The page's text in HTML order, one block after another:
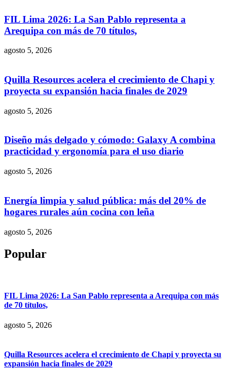
FIL Lima 2026: La San Pablo representa a
Arequipa con más de 70 títulos,
agosto 5, 2026
Quilla Resources acelera el crecimiento de Chapi y
proyecta su expansión hacia finales de 2029
agosto 5, 2026
Diseño más delgado y cómodo: Galaxy A combina
practicidad y ergonomía para el uso diario
agosto 5, 2026
Energía limpia y salud pública: más del 20% de
hogares rurales aún cocina con leña
agosto 5, 2026
Popular
FIL Lima 2026: La San Pablo representa a Arequipa con más
de 70 títulos,
agosto 5, 2026
Quilla Resources acelera el crecimiento de Chapi y proyecta su
expansión hacia finales de 2029